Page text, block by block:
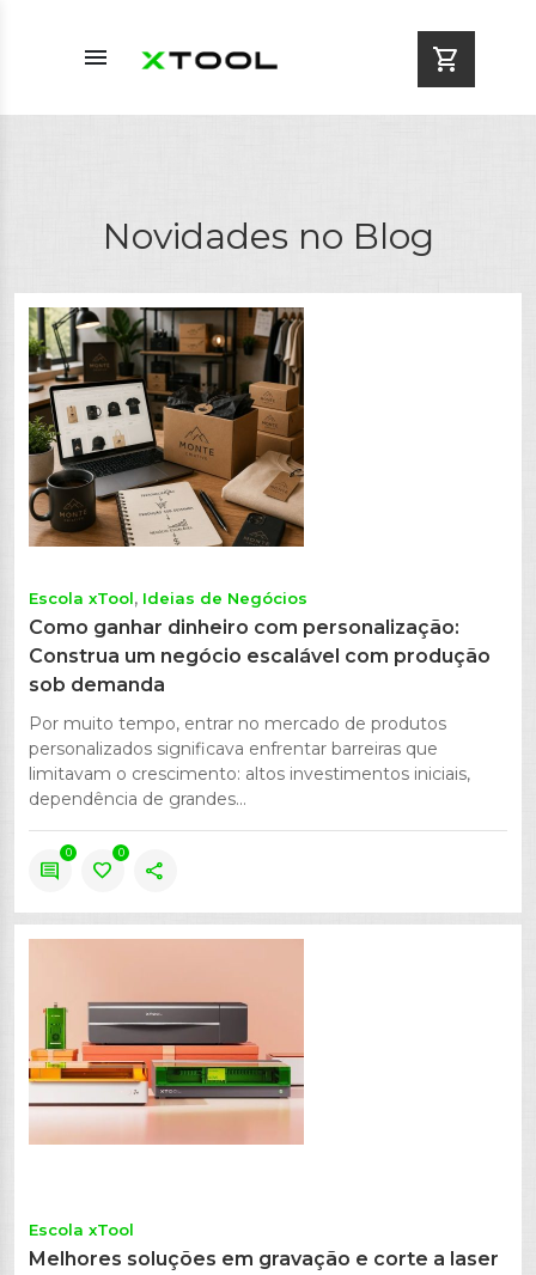
menu shopping_cart
Novidades no Blog
Escola xTool Ideias de Negócios
Como ganhar dinheiro com personalização:
Construa um negócio escalável com produção
sob demanda
Por muito tempo, entrar no mercado de produtos
personalizados significava enfrentar barreiras que
limitavam o crescimento: altos investimentos iniciais,
dependência de grandes...
comment
0
favorite
0
share
Escola xTool
Melhores soluções em gravação e corte a laser